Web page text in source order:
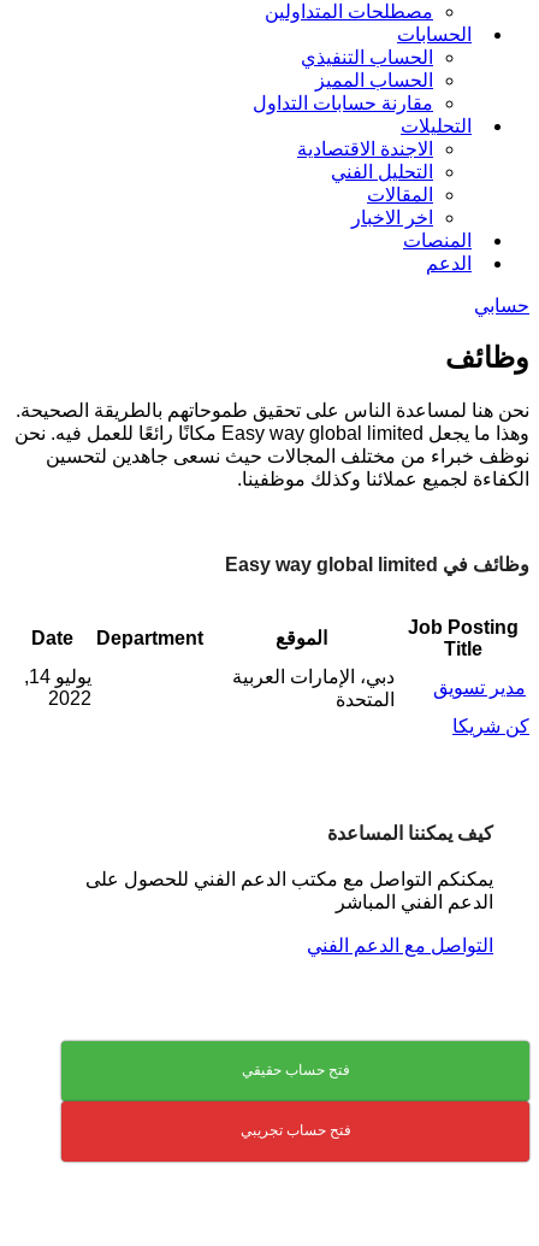
مصطلحات المتداولين
الحسابات
الحساب التنفيذي
الحساب المميز
مقارنة حسابات التداول
التحليلات
الاجندة الاقتصادية
التحليل الفني
المقالات
اخر الاخبار
المنصات
الدعم
حسابي
وظائف
نحن هنا لمساعدة الناس على تحقيق طموحاتهم بالطريقة الصحيحة.
وهذا ما يجعل Easy way global limited مكانًا رائعًا للعمل فيه. نحن
نوظف خبراء من مختلف المجالات حيث نسعى جاهدين لتحسين
الكفاءة لجميع عملائنا وكذلك موظفينا.
وظائف في Easy way global limited
Job Posting
Title
الموقع Department
Date
مدير تسويق
دبي، الإمارات العربية
المتحدة
يوليو 14,
2022
كن شريكا
كيف يمكننا المساعدة
يمكنكم التواصل مع مكتب الدعم الفني للحصول على
الدعم الفني المباشر
التواصل مع الدعم الفني
فتح حساب حقيقي
فتح حساب تجريبي